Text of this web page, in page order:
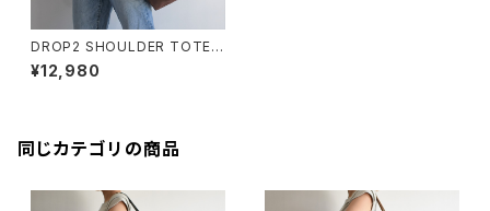
DROP2 SHOULDER TOTE B
AG (コーヒー/ブラウン)
¥12,980
同じカテゴリの商品